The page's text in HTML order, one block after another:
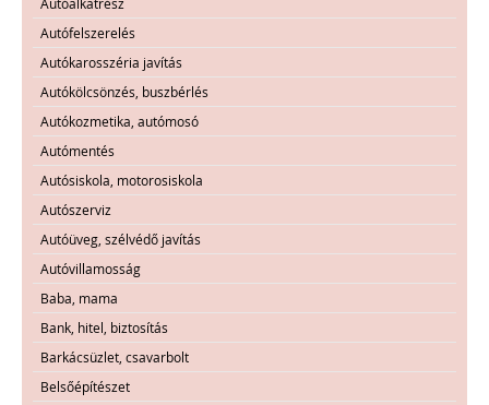
Autófelszerelés
Autókarosszéria javítás
Autókölcsönzés, buszbérlés
Autókozmetika, autómosó
Autómentés
Autósiskola, motorosiskola
Autószerviz
Autóüveg, szélvédő javítás
Autóvillamosság
Baba, mama
Bank, hitel, biztosítás
Barkácsüzlet, csavarbolt
Belsőépítészet